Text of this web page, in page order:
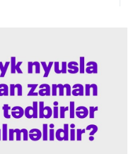
rədd etdi
cavabsız qolla